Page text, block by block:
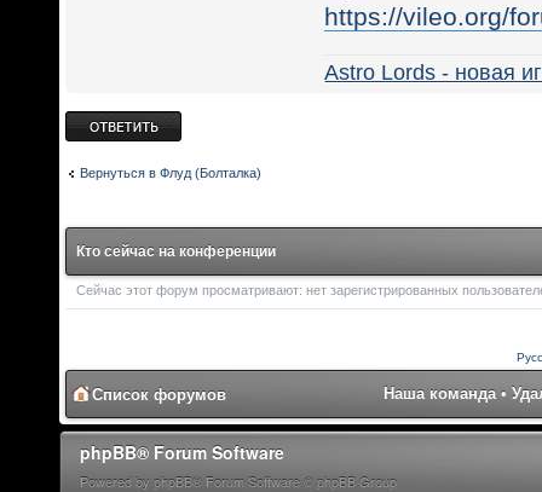
https://vileo.org/
Astro Lords - новая
Ответить
Вернуться в Флуд (Болталка)
Кто сейчас на конференции
Сейчас этот форум просматривают: нет зарегистрированных
Список форумов Наша команда •
phpBB® Forum Software
Powered by phpBB® Forum Software © phpBB Group